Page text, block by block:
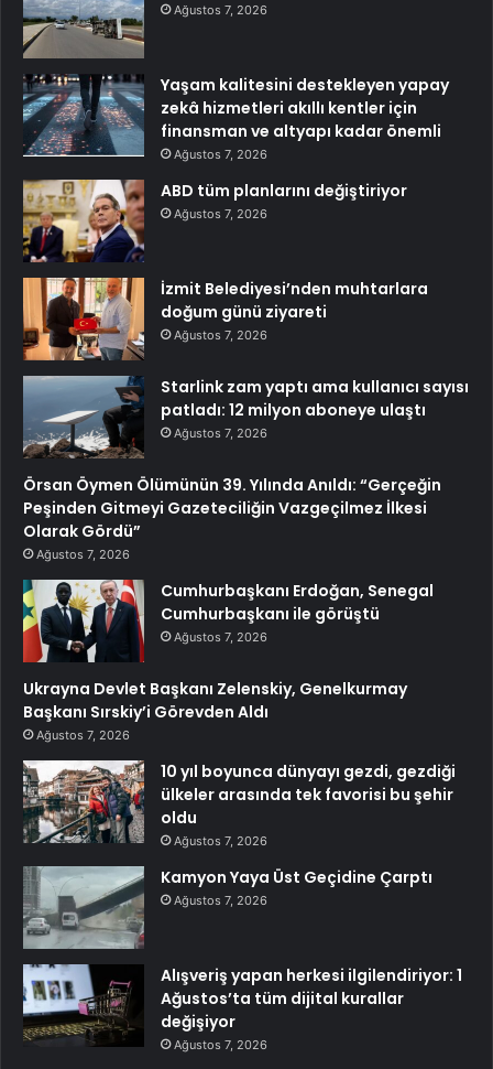
Ağustos 7, 2026
Yaşam kalitesini destekleyen yapay
zekâ hizmetleri akıllı kentler için
finansman ve altyapı kadar önemli
Ağustos 7, 2026
ABD tüm planlarını değiştiriyor
Ağustos 7, 2026
İzmit Belediyesi’nden muhtarlara
doğum günü ziyareti
Ağustos 7, 2026
Starlink zam yaptı ama kullanıcı sayısı
patladı: 12 milyon aboneye ulaştı
Ağustos 7, 2026
Örsan Öymen Ölümünün 39. Yılında Anıldı: “Gerçeğin
Peşinden Gitmeyi Gazeteciliğin Vazgeçilmez İlkesi
Olarak Gördü”
Ağustos 7, 2026
Cumhurbaşkanı Erdoğan, Senegal
Cumhurbaşkanı ile görüştü
Ağustos 7, 2026
Ukrayna Devlet Başkanı Zelenskiy, Genelkurmay
Başkanı Sırskiy’i Görevden Aldı
Ağustos 7, 2026
10 yıl boyunca dünyayı gezdi, gezdiği
ülkeler arasında tek favorisi bu şehir
oldu
Ağustos 7, 2026
Kamyon Yaya Üst Geçidine Çarptı
Ağustos 7, 2026
Alışveriş yapan herkesi ilgilendiriyor: 1
Ağustos’ta tüm dijital kurallar
değişiyor
Ağustos 7, 2026